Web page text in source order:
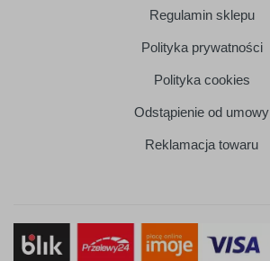
Regulamin sklepu
Polityka prywatności
Polityka cookies
Odstąpienie od umowy
Reklamacja towaru